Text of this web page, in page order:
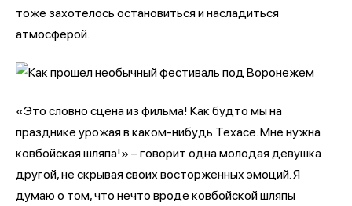
тоже захотелось остановиться и насладиться
атмосферой.
«Это словно сцена из фильма! Как будто мы на
празднике урожая в каком-нибудь Техасе. Мне нужна
ковбойская шляпа!» – говорит одна молодая девушка
другой, не скрывая своих восторженных эмоций. Я
думаю о том, что нечто вроде ковбойской шляпы